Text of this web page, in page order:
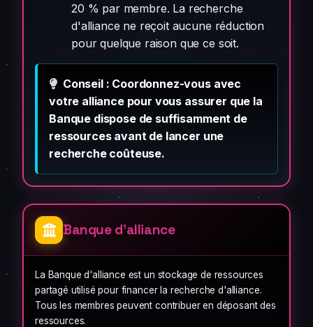
20 % par membre. La recherche
d'alliance ne reçoit aucune réduction
pour quelque raison que ce soit.
Conseil : Coordonnez-vous avec
votre alliance pour vous assurer que la
Banque dispose de suffisamment de
ressources avant de lancer une
recherche coûteuse.
Banque d'alliance
La Banque d'alliance est un stockage de ressources
partagé utilisé pour financer la recherche d'alliance.
Tous les membres peuvent contribuer en déposant des
ressources.